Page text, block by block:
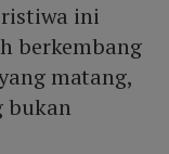
ini
berkembang
matang,
bukan